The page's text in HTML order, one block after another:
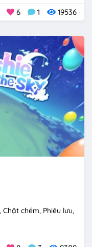
6 1 19536
Chặt chém Phiêu lưu